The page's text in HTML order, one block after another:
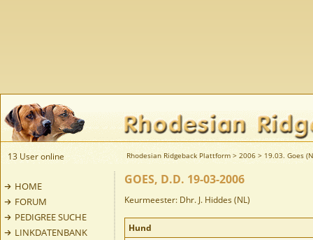
13 User online Rhodesian Ridgeback Plattform > 2006 > 19.03. Goes
HOME
FORUM
PEDIGREE SUCHE
LINKDATENBANK
GOES, D.D. 19-03-2006
Keurmeester: Dhr. J. Hiddes (NL)
Hund